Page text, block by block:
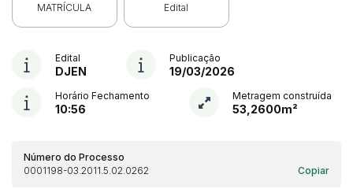
MATRÍCULA Edital
Edital
DJEN
Publicação
19/03/2026
Horário Fechamento
10:56
Metragem construída
53,2600m²
Número do Processo
0001198-03.2011.5.02.0262
Copiar